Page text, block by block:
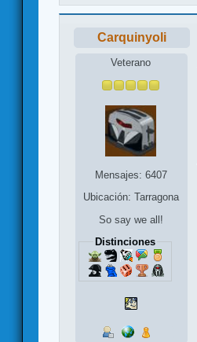
Carquinyoli
Veterano
Mensajes: 6407
Ubicación: Tarragona
So say we all!
Distinciones